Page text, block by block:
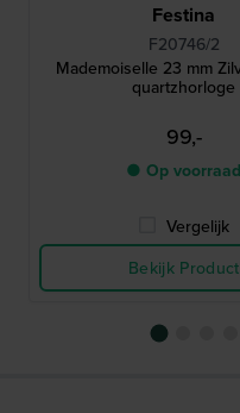
Festina
F20746/2
Mademoiselle 23 mm
quartzhorloge
99,-
● Op voorraad
Vergelijk
Bekijk Product